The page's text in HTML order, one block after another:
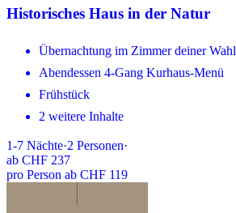
Historisches Haus in der Natur
Übernachtung im Zimmer deiner Wahl
Abendessen 4-Gang Kurhaus-Menü
Frühstück
2 weitere Inhalte
1-7 Nächte·2 Personen·
ab CHF 237
pro Person ab CHF 119